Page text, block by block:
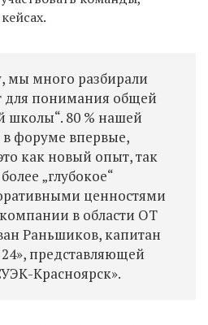
мы много разбирали
для понимания общей
школы“. 80 % нашей
в форуме впервые,
как новый опыт, так
„глубокое“
ценностями
в области ОТ
Раньшиков, капитан
представляющей
Красноярск».